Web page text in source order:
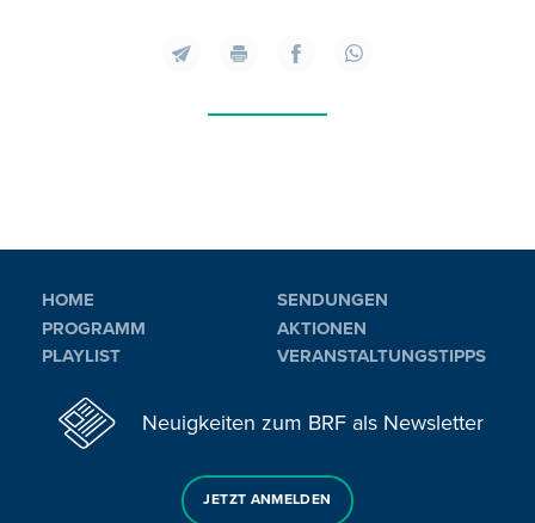
HOME
PROGRAMM
PLAYLIST
SENDUNGEN
AKTIONEN
VERANSTALTUNGSTIPPS
Neuigkeiten zum BRF als Newsletter
JETZT ANMELDEN